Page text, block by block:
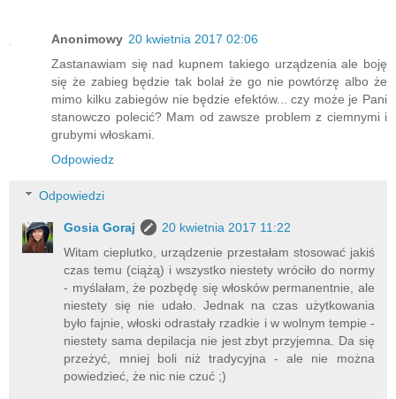
Anonimowy 20 kwietnia 2017 02:06
Zastanawiam się nad kupnem takiego urządzenia ale boję
się że zabieg będzie tak bolał że go nie powtórzę albo że
mimo kilku zabiegów nie będzie efektów... czy może je Pani
stanowczo polecić? Mam od zawsze problem z ciemnymi i
grubymi włoskami.
Odpowiedz
Odpowiedzi
Gosia Goraj
20 kwietnia 2017 11:22
Witam cieplutko, urządzenie przestałam stosować jakiś
czas temu (ciążą) i wszystko niestety wróciło do normy
- myślałam, że pozbędę się włosków permanentnie, ale
niestety się nie udało. Jednak na czas użytkowania
było fajnie, włoski odrastały rzadkie i w wolnym tempie -
niestety sama depilacja nie jest zbyt przyjemna. Da się
przeżyć, mniej boli niż tradycyjna - ale nie można
powiedzieć, że nic nie czuć ;)